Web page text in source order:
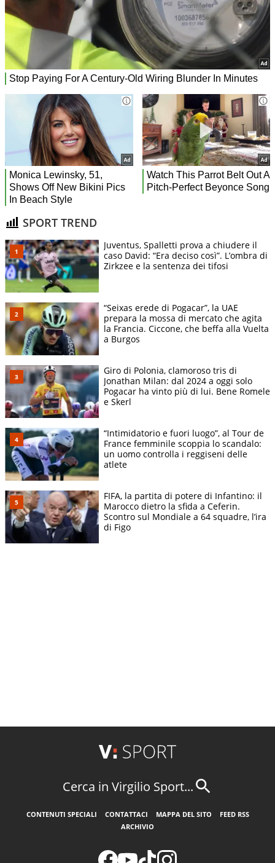
SPORT TREND
Juventus, Spalletti prova a chiudere il
caso David: “Era deciso così”. L’ombra di
Zirkzee e la sentenza dei tifosi
“Seixas erede di Pogacar”, la UAE
prepara la mossa di mercato che agita
la Francia. Ciccone, che beffa alla Vuelta
a Burgos
Giro di Polonia, clamoroso tris di
Jonathan Milan: dal 2024 a oggi solo
Pogacar ha vinto più di lui. Bene Romele
e Skerl
“Intimidatorio e fuori luogo”, al Tour de
France femminile scoppia lo scandalo:
un uomo controlla i reggiseni delle
atlete
FIFA, la partita di potere di Infantino: il
Marocco dietro la sfida a Ceferin.
Scontro sul Mondiale a 64 squadre, l’ira
di Figo
Cerca in Virgilio Sport...
CONTENUTI SPECIALI CONTATTACI MAPPA DEL SITO
FEED RSS
ARCHIVIO